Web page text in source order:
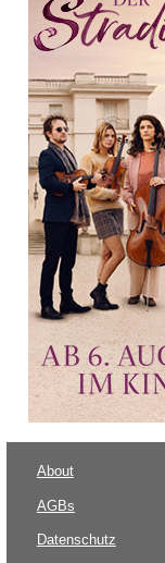
About
AGBs
Datenschutz